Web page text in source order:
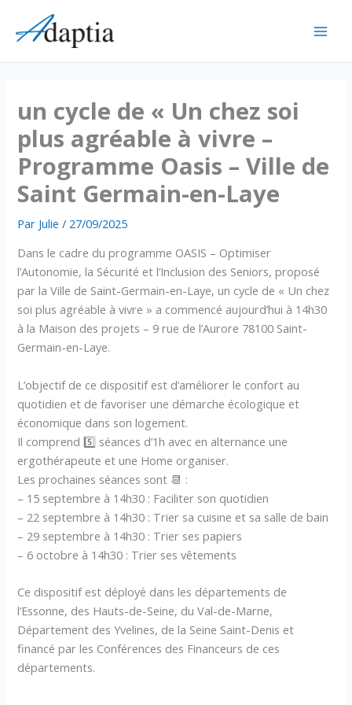
contenu
un cycle de « Un chez soi
plus agréable à vivre –
Programme Oasis – Ville de
Saint Germain-en-Laye
Par Julie/ 27/09/2025
Dans le cadre du programme OASIS – Optimiser
l’Autonomie, la Sécurité et l’Inclusion des Seniors, proposé
par la Ville de Saint-Germain-en-Laye, un cycle de « Un chez
soi plus agréable à vivre » a commencé aujourd’hui à 14h30
à la Maison des projets – 9 rue de l’Aurore 78100 Saint-
Germain-en-Laye.
L’objectif de ce dispositif est d’améliorer le confort au
quotidien et de favoriser une démarche écologique et
économique dans son logement.
Il comprend 5️⃣ séances d’1h avec en alternance une
ergothérapeute et une Home organiser.
Les prochaines séances sont 📆 :
– 15 septembre à 14h30 : Faciliter son quotidien
– 22 septembre à 14h30 : Trier sa cuisine et sa salle de bain
– 29 septembre à 14h30 : Trier ses papiers
– 6 octobre à 14h30 : Trier ses vêtements
Ce dispositif est déployé dans les départements de
l’Essonne, des Hauts-de-Seine, du Val-de-Marne,
Département des Yvelines, de la Seine Saint-Denis et
financé par les Conférences des Financeurs de ces
départements.